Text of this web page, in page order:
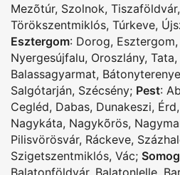
Mezõtúr, Szolnok, Tiszaföldvár,
Törökszentmiklós, Túrkeve,
Esztergom: Dorog, Esztergom,
Nyergesújfalu, Oroszlány, Tata,
Balassagyarmat, Bátonyterenye
Salgótarján, Szécsény; Pest:
Cegléd, Dabas, Dunakeszi, Érd,
Nagykáta, Nagykõrös,
Pilisvörösvár, Ráckeve,
Szigetszentmiklós, Vác;
Balatonföldvár, Balatonlelle,